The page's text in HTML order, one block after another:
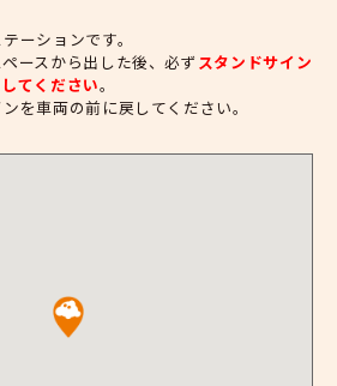
ーションです。
ースから出した後、必ず スタンドサイン
てください。
を車両の前に戻してください。